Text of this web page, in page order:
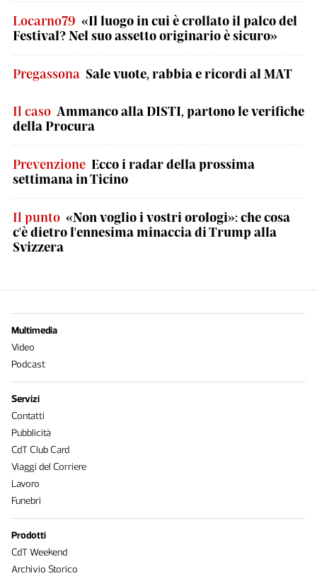
Locarno79 «Il luogo in cui è crollato il palco del
Festival? Nel suo assetto originario è sicuro»
Pregassona Sale vuote, rabbia e ricordi al MAT
Il caso Ammanco alla DISTI, partono le verifiche
della Procura
Prevenzione Ecco i radar della prossima
settimana in Ticino
Il punto «Non voglio i vostri orologi»: che cosa
c'è dietro l'ennesima minaccia di Trump alla
Svizzera
Multimedia
Video
Podcast
Servizi
Contatti
Pubblicità
CdT Club Card
Viaggi del Corriere
Lavoro
Funebri
Prodotti
CdT Weekend
Archivio Storico